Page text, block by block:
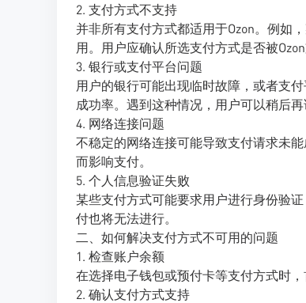
2. 支付方式不支持
并非所有支付方式都适用于Ozon。例如
用。用户应确认所选支付方式是否被Ozon
3. 银行或支付平台问题
用户的银行可能出现临时故障，或者支
成功率。遇到这种情况，用户可以稍后再
4. 网络连接问题
不稳定的网络连接可能导致支付请求未
而影响支付。
5. 个人信息验证失败
某些支付方式可能要求用户进行身份验
付也将无法进行。
二、如何解决支付方式不可用的问题
1. 检查账户余额
在选择电子钱包或预付卡等支付方式时
2. 确认支付方式支持